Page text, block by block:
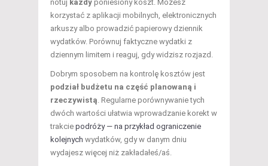
notuj każdy poniesiony koszt. Możesz
korzystać z aplikacji mobilnych, elektronicznych
arkuszy albo prowadzić papierowy dziennik
wydatków. Porównuj faktyczne wydatki z
dziennym limitem i reaguj, gdy widzisz rozjazd.
Dobrym sposobem na kontrolę kosztów jest
podział budżetu na część planowaną i
rzeczywistą . Regularne porównywanie tych
dwóch wartości ułatwia wprowadzanie korekt w
trakcie podróży — na przykład ograniczenie
kolejnych wydatków, gdy w danym dniu
wydajesz więcej niż zakładałeś/aś.